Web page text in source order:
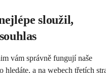
sloužil,
vám správně fungují naše
hledáte, a na webech třetích